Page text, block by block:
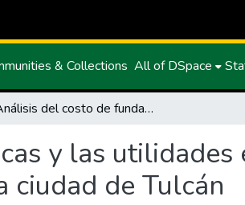
& Collections All of DSpace
Análisis del costo de fundas plásticas y las utilidades en los establecimientos comerciales de la ciudad de Tulcán
y las utilidades
ciudad de Tulcán